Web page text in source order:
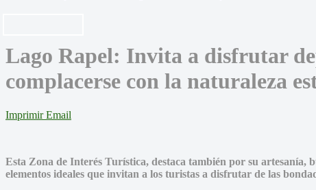
Lago Rapel: Invita a disfrutar
complacerse con la naturaleza
Imprimir Email
Esta Zona de Interés Turística, destaca también por su artesanía,
elementos ideales que invitan a los turistas a disfrutar de las